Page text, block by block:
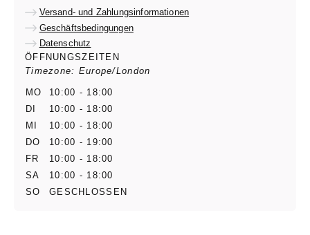
Versand- und Zahlungsinformationen
Geschäftsbedingungen
Datenschutz
ÖFFNUNGSZEITEN
Timezone: Europe/London
MO
10:00 - 18:00
DI
10:00 - 18:00
MI
10:00 - 18:00
DO
10:00 - 19:00
FR
10:00 - 18:00
SA
10:00 - 18:00
SO
GESCHLOSSEN